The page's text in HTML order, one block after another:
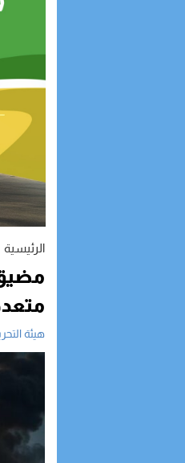
الرئيسية
هيئة